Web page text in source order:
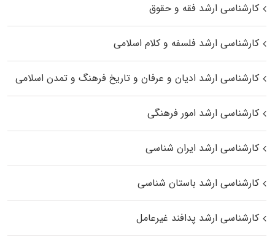
کارشناسی ارشد فقه و حقوق
کارشناسی ارشد فلسفه و کلام اسلامی
کارشناسی ارشد ادیان و عرفان و تاریخ فرهنگ و تمدن اسلامی
کارشناسی ارشد امور فرهنگی
کارشناسی ارشد ایران شناسی
کارشناسی ارشد باستان شناسی
کارشناسی ارشد پدافند غیرعامل